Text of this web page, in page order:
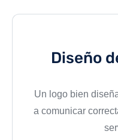
Diseño
Un logo bien
a comunicar